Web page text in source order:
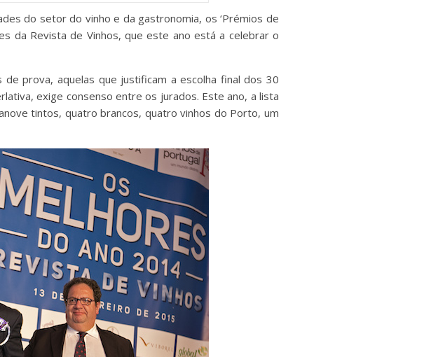
do setor do vinho e da gastronomia, os ‘Prémios de
da Revista de Vinhos, que este ano está a celebrar o
prova, aquelas que justificam a escolha final dos 30
exige consenso entre os jurados. Este ano, a lista
tintos, quatro brancos, quatro vinhos do Porto, um